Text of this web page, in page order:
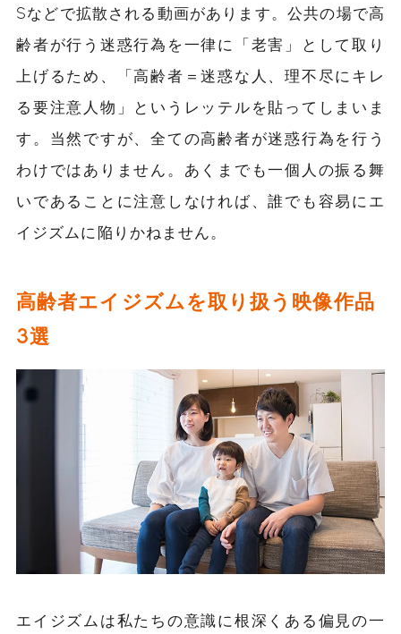
Sなどで拡散される動画があります。公共の場で高
齢者が行う迷惑行為を一律に「老害」として取り
上げるため、「高齢者＝迷惑な人、理不尽にキレ
る要注意人物」というレッテルを貼ってしまいま
す。当然ですが、全ての高齢者が迷惑行為を行う
わけではありません。あくまでも一個人の振る舞
いであることに注意しなければ、誰でも容易にエ
イジズムに陥りかねません。
高齢者エイジズムを取り扱う映像作品
3選
エイジズムは私たちの意識に根深くある偏見の一